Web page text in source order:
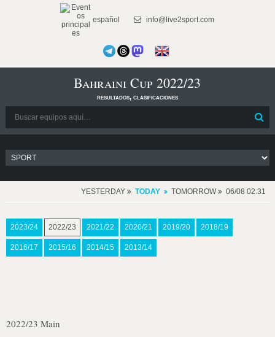
español info@live2sport.com
Bahraini Cup 2022/23
resultados, clasificaciones
YESTERDAY TODAY TOMORROW 06/08 02:31
2023/24 2022/23 2021/22 2020/21 2019/20 2018/19
2016/17 2015/16 2014/15 2013/14
2022/23 Main